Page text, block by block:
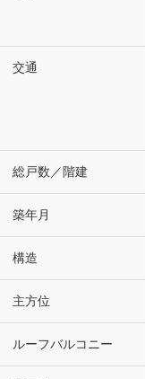
交通
総戸数／階建
築年月
構造
主方位
ルーフバルコニー